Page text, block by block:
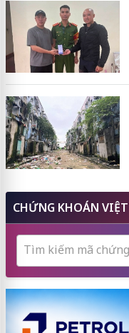
CHỨNG KHOÁN
Tìm kiếm mã